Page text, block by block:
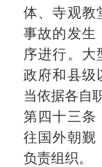
体、寺观教
事故的发生
序进行。大
政府和县级
当依据各自
第四十三
往国外朝觐
负责组织。